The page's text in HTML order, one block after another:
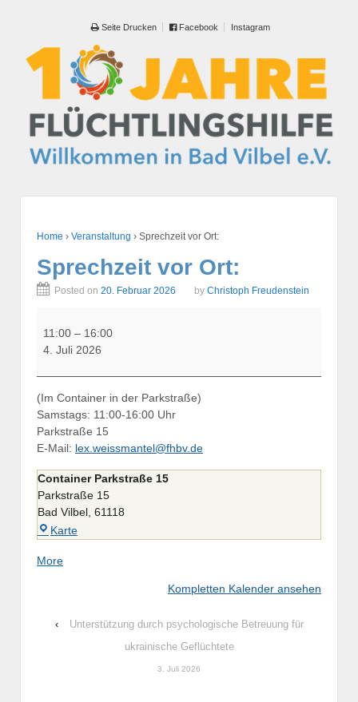
Seite Drucken Facebook Instagram
Home › Veranstaltung › Sprechzeit vor Ort:
Sprechzeit vor Ort:
Posted on 20. Februar 2026 by Christoph Freudenstein
vor
Ort:
11:00 – 16:00
4. Juli 2026
(Im Container in der Parkstraße)
Samstags: 11:00-16:00 Uhr
Parkstraße 15
E-Mail: lex.weissmantel@fhbv.de
Container Parkstraße 15
Parkstraße 15
Bad Vilbel 61118
Karte
Parkstraße
Moreabout
Kompletten Kalender ansehen
‹
Unterstützung durch psychologische Betreuung für
ukrainische Geflüchtete
3. Juli 2026